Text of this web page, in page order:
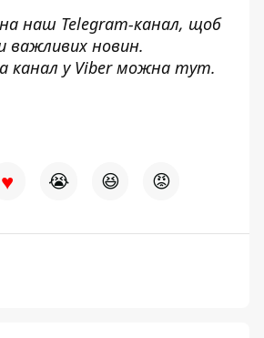
на наш Telegram-канал, щоб
важливих новин.
канал у Viber можна тут.
♥ 😭 😆 😡